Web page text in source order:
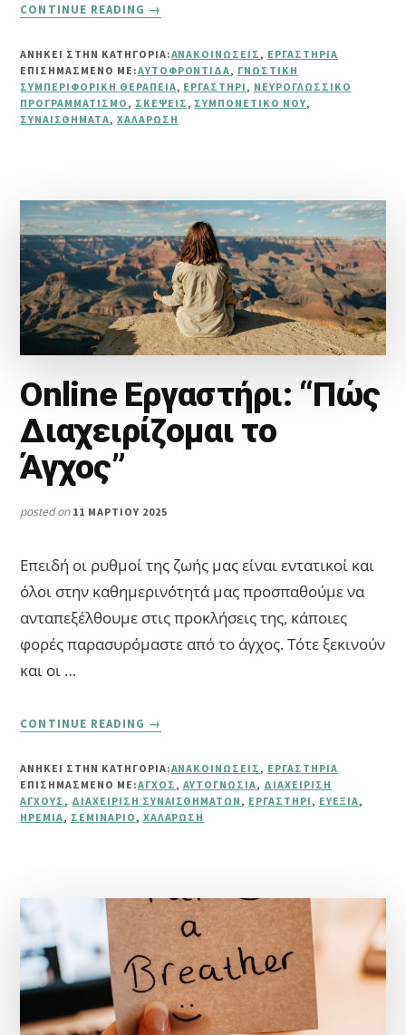
CONTINUE READING
ΠΡΌΤΥΠΟ
ΕΡΓΑΣΤΉΡΙ
ΑΥΤΟΦΡΟΝΤΊΔΑΣ
→
ΑΝΗΚΕΙ ΣΤΗΝ ΚΑΤΗΓΟΡΙΑ:ΑΝΑΚΟΙΝΏΣΕΙΣ , ΕΡΓΑΣΤΉΡΙΑ
ΕΠΙΣΗΜΑΣΜΈΝΟ ΜΕ:ΑΥΤΟΦΡΟΝΤΊΔΑ, ΓΝΩΣΤΙΚΉ
ΣΥΜΠΕΡΙΦΟΡΙΚΉ ΘΕΡΑΠΕΊΑ, ΕΡΓΑΣΤΉΡΙ , ΝΕΥΡΟΓΛΩΣΣΙΚΌ
ΠΡΟΓΡΑΜΜΑΤΙΣΜΌ , ΣΚΈΨΕΙΣ , ΣΥΜΠΟΝΕΤΙΚΌ ΝΟΥ,
ΣΥΝΑΙΣΘΉΜΑΤΑ, ΧΑΛΆΡΩΣΗ
Online Εργαστήρι: “Πώς
Διαχειρίζομαι το
Άγχος”
posted on 11 ΜΑΡΤΊΟΥ 2025
Επειδή οι ρυθμοί της ζωής μας είναι εντατικοί και
όλοι στην καθημερινότητά μας προσπαθούμε να
ανταπεξέλθουμε στις προκλήσεις της, κάποιες
φορές παρασυρόμαστε από το άγχος. Τότε ξεκινούν
και οι …
CONTINUE READING
ABOUT
“ΠΏΣ
ΔΙΑΧΕΙΡΊΖΟΜΑΙ
ΤΟ
→
ΑΝΗΚΕΙ ΣΤΗΝ ΚΑΤΗΓΟΡΙΑ:ΑΝΑΚΟΙΝΏΣΕΙΣ, ΕΡΓΑΣΤΉΡΙΑ
ΕΠΙΣΗΜΑΣΜΈΝΟ ΜΕ:ΆΓΧΟΣ, ΑΥΤΟΓΝΩΣΊΑ, ΔΙΑΧΕΊΡΙΣΗ
ΆΓΧΟΥΣ, ΔΙΑΧΕΊΡΙΣΗ ΣΥΝΑΙΣΘΗΜΆΤΩΝ, ΕΡΓΑΣΤΉΡΙ, ΕΥΕΞΊΑ,
ΗΡΕΜΊΑ, ΣΕΜΙΝΆΡΙΟ, ΧΑΛΆΡΩΣΗ